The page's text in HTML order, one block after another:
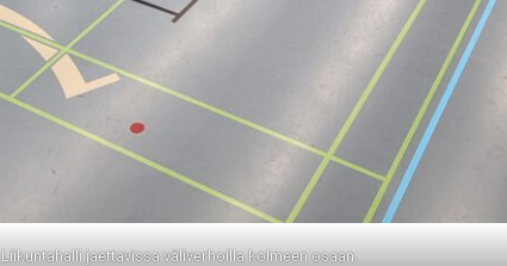
Lii­kun­ta­hal­li jaet­ta­vis­sa väli­ver­hoil­la kol­meen osaan.